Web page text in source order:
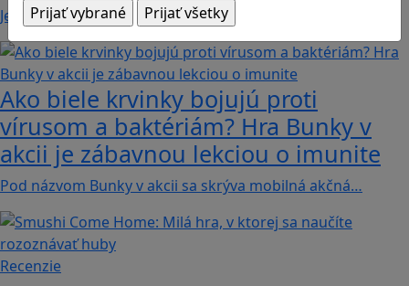
Jednoduchá hra, vhodná pre kohokoľvek z rodiny,…
Ako biele krvinky bojujú proti
vírusom a baktériám? Hra Bunky v
akcii je zábavnou lekciou o imunite
Pod názvom Bunky v akcii sa skrýva mobilná akčná…
Recenzie